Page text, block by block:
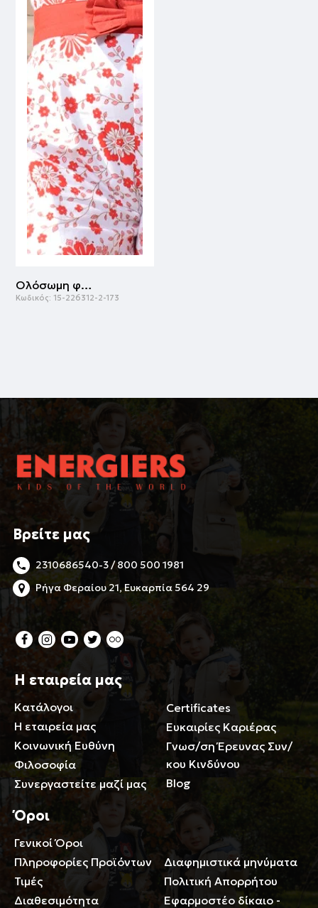
Ολόσωμη φόρμα | ΕΜΠΡΙΜΕ
Κωδικός: 15-226312-2-173
Βρείτε μας
2310686540-3 / 800 500 1981
Ρήγα Φεραίου 21, Ευκαρπία 564 29
Η εταιρεία μας
Κατάλογοι
Η εταιρεία μας
Κοινωνική Ευθύνη
Φιλοσοφία
Συνεργαστείτε μαζί μας
Certificates
Ευκαιρίες Καριέρας
Γνωσ/ση Έρευνας Συν/
κου Κινδύνου
Blog
Όροι
Γενικοί Όροι
Πληροφορίες Προϊόντων
Τιμές
Διαθεσιμότητα
Περιορισμοί ευθύνης
Διαφημιστικά μηνύματα
Πολιτική Απορρήτου
Εφαρμοστέο δίκαιο -